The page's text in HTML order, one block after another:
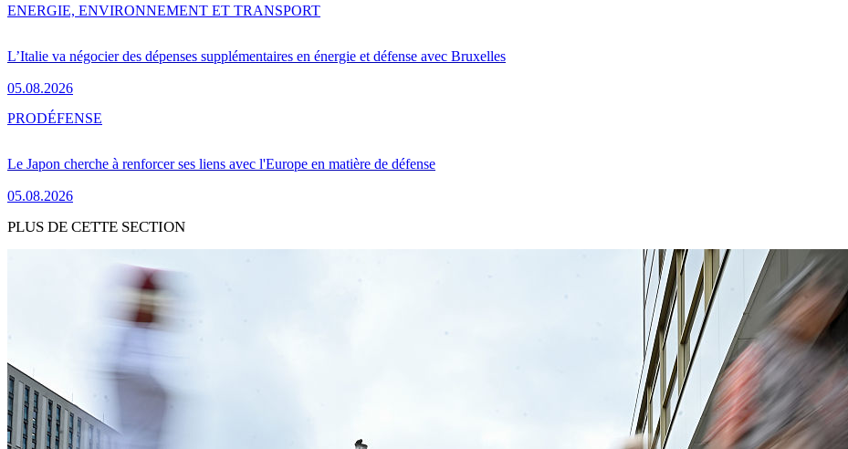
L’Italie va négocier des dépenses supplémentaires en énergie et défense avec Bruxelles
05.08.2026
ENERGIE, ENVIRONNEMENT ET TRANSPORT
Le Japon cherche à renforcer ses liens avec l'Europe en matière de défense
05.08.2026
PRODÉFENSE
PLUS DE CETTE SECTION